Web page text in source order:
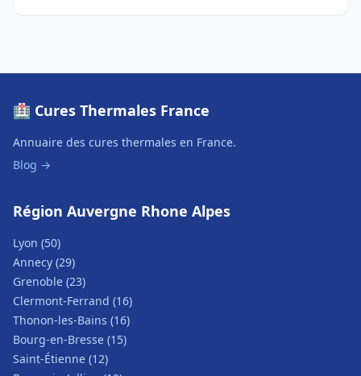
🏥 Cures Thermales France
Annuaire des cures thermales en France.
Blog →
Région Auvergne Rhone Alpes
Lyon (50)
Annecy (29)
Grenoble (23)
Clermont-Ferrand (16)
Thonon-les-Bains (16)
Bourg-en-Bresse (15)
Saint-Étienne (12)